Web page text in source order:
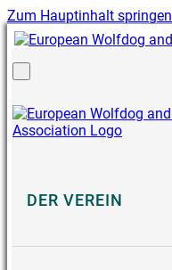
Zum Hauptinhalt springen
DER VEREIN